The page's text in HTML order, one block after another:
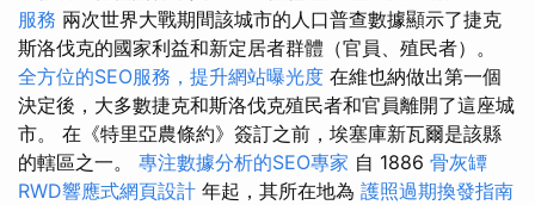
服務 兩次世界大戰期間該城市的人口普查數據顯示了捷克
斯洛伐克的國家利益和新定居者群體（官員、殖民者）。
全方位的SEO服務，提升網站曝光度 在維也納做出第一個
決定後，大多數捷克和斯洛伐克殖民者和官員離開了這座城
市。 在《特里亞農條約》簽訂之前，埃塞庫新瓦爾是該縣
的轄區之一。 專注數據分析的SEO專家 自 1886 骨灰罈
RWD響應式網頁設計 年起，其所在地為 護照過期換發指南